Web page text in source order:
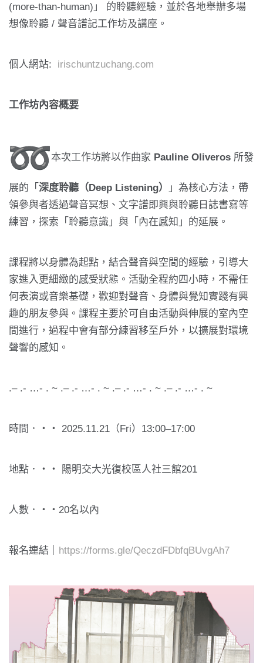
(more-than-human)」 的聆聽經驗，並於各地舉辦多場
想像聆聽 / 聲音譜記工作坊及講座。
個人網站: irischuntzuchang.com
工作坊內容概要
本次工作坊將以作曲家 Pauline Oliveros 所發
展的「 深度聆聽（Deep Listening）
」為核心方法，帶
領參與者透過聲音冥想、 文字譜即興與聆聽日誌書寫等
練習，探索「聆聽意識」與「 內在感知」的延展。
課程將以身體為起點，結合聲音與空間的經驗， 引導大
家進入更細緻的感受狀態。活動全程約四小時， 不需任
何表演或音樂基礎，歡迎對聲音、 身體與覺知實踐有興
趣的朋友參與。 課程主要於可自由活動與伸展的室內空
間進行， 過程中會有部分練習移至戶外，以擴展對環境
聲響的感知。
.– .- …- . ~ .– .- …- . ~ .– .- …- . ~ .– .- …- . ~
時間．‧‧ 2025.11.21（Fri）13:00–17:00
地點．‧‧ 陽明交大光復校區人社三館201
人數．‧‧20名以內
報名連結｜ https://forms.gle/QeczdFDbfqBUvgAh7